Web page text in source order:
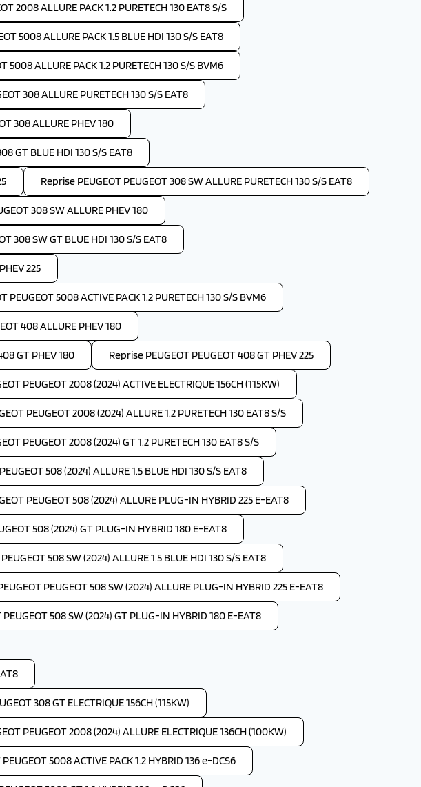
2008 ALLURE PACK 1.2 PURETECH 130 EAT8 S/S
5008 ALLURE PACK 1.5 BLUE HDI 130 S/S EAT8
5008 ALLURE PACK 1.2 PURETECH 130 S/S BVM6
308 ALLURE PURETECH 130 S/S EAT8
308 ALLURE PHEV 180
GT BLUE HDI 130 S/S EAT8
Reprise PEUGEOT PEUGEOT 308 SW ALLURE PURETECH 130 S/S EAT8
308 SW ALLURE PHEV 180
308 SW GT BLUE HDI 130 S/S EAT8
225
PEUGEOT 5008 ACTIVE PACK 1.2 PURETECH 130 S/S BVM6
408 ALLURE PHEV 180
GT PHEV 180 Reprise PEUGEOT PEUGEOT 408 GT PHEV 225
PEUGEOT 2008 (2024) ACTIVE ELECTRIQUE 156CH (115KW)
PEUGEOT 2008 (2024) ALLURE 1.2 PURETECH 130 EAT8 S/S
PEUGEOT 2008 (2024) GT 1.2 PURETECH 130 EAT8 S/S
508 (2024) ALLURE 1.5 BLUE HDI 130 S/S EAT8
PEUGEOT 508 (2024) ALLURE PLUG-IN HYBRID 225 E-EAT8
508 (2024) GT PLUG-IN HYBRID 180 E-EAT8
508 SW (2024) ALLURE 1.5 BLUE HDI 130 S/S EAT8
PEUGEOT 508 SW (2024) ALLURE PLUG-IN HYBRID 225 E-EAT8
PEUGEOT 508 SW (2024) GT PLUG-IN HYBRID 180 E-EAT8
308 GT ELECTRIQUE 156CH (115KW)
PEUGEOT 2008 (2024) ALLURE ELECTRIQUE 136CH (100KW)
5008 ACTIVE PACK 1.2 HYBRID 136 e-DCS6